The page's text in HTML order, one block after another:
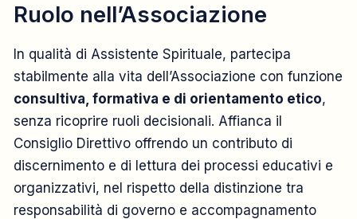
Ruolo nell’Associazione
In qualità di Assistente Spirituale, partecipa
stabilmente alla vita dell’Associazione con funzione
consultiva, formativa e di orientamento etico,
senza ricoprire ruoli decisionali. Affianca il
Consiglio Direttivo offrendo un contributo di
discernimento e di lettura dei processi educativi e
organizzativi, nel rispetto della distinzione tra
responsabilità di governo e accompagnamento